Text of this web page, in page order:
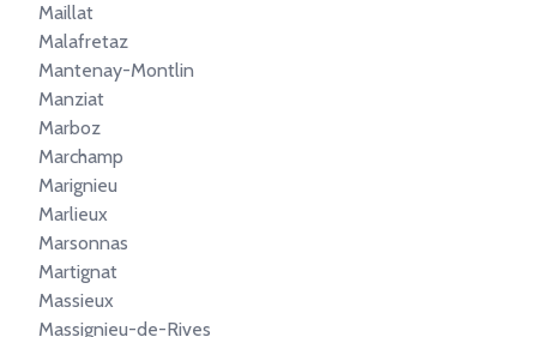
Maillat
Malafretaz
Mantenay-Montlin
Manziat
Marboz
Marchamp
Marignieu
Marlieux
Marsonnas
Martignat
Massieux
Massignieu-de-Rives